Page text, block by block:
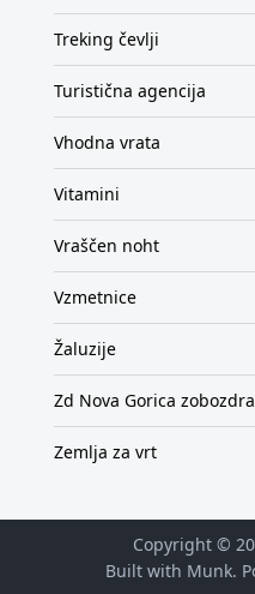
Treking čevlji
Turistična agencija
Vhodna vrata
Vitamini
Vraščen noht
Vzmetnice
Žaluzije
Zd Nova Gorica
Zemlja za vrt
Copyright ©
Built with Munk.